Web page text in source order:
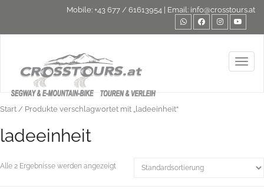
Mobile: +43 677 / 61613954 | Email: info@crosstours.at
Start / Produkte verschlagwortet mit „ladeeinheit“
ladeeinheit
Alle 2 Ergebnisse werden angezeigt